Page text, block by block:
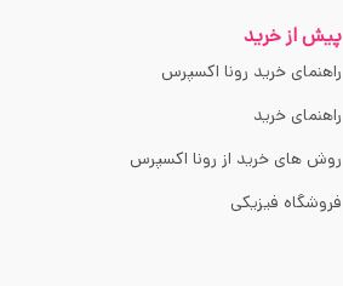
پیش از خرید
راهنمای خرید رونا اکسپرس
راهنمای خرید
روش های خرید از رونا اکسپرس
فروشگاه فیزیکی